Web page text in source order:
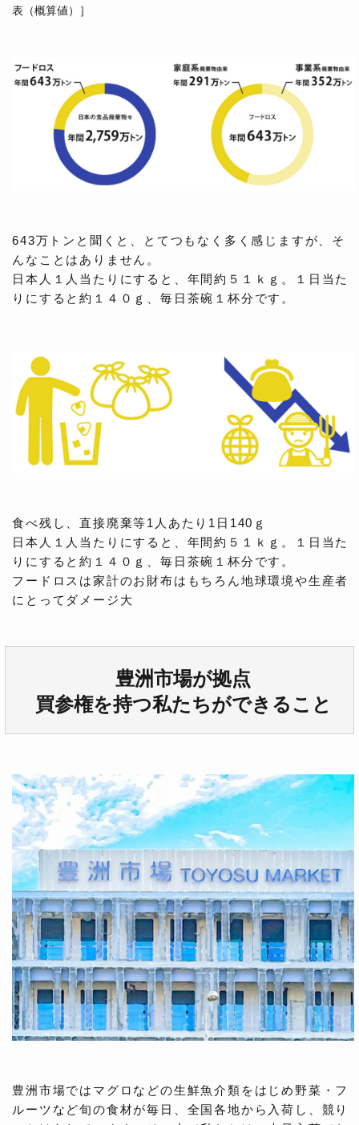
表（概算値）］
643万トンと聞くと、とてつもなく多く感じますが、そ
んなことはありません。
日本人１人当たりにすると、年間約５１ｋｇ。１日当た
りにすると約１４０ｇ、毎日茶碗１杯分です。
食べ残し、直接廃棄等1人あたり1日140ｇ
日本人１人当たりにすると、年間約５１ｋｇ。１日当た
りにすると約１４０ｇ、毎日茶碗１杯分です。
フードロスは家計のお財布はもちろん地球環境や生産者
にとってダメージ大
豊洲市場が拠点
買参権を持つ私たちができること
豊洲市場ではマグロなどの生鮮魚介類をはじめ野菜・フ
ルーツなど旬の食材が毎日、全国各地から入荷し、競り